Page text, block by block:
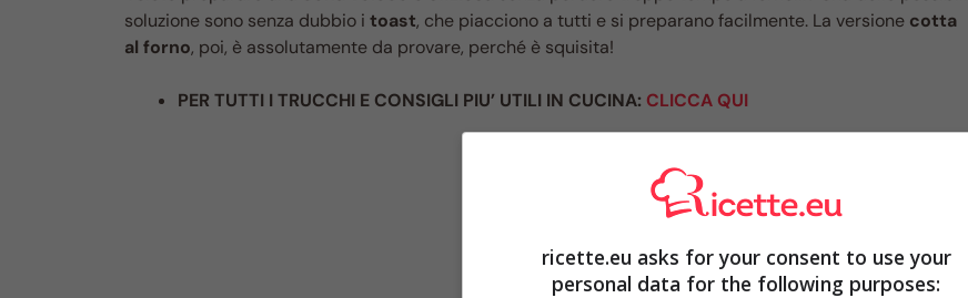
soluzione sono senza dubbio i toast, che piacciono a tutti e si preparano facilmente. La versione cotta
al forno, poi, è assolutamente da provare, perché è squisita!
PER TUTTI I TRUCCHI E CONSIGLI PIU’ UTILI IN CUCINA: CLICCA QUI
ricette.eu asks for your consent to use your
personal data for the following purposes: